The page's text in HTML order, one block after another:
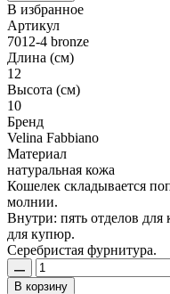
В избранное
Артикул
7012-4 bronze
Длина (см)
12
Высота (см)
10
Бренд
Velina Fabbiano
Материал
натуральная кожа
Кошелек складывается
молнии.
Внутри: пять отделов для
для купюр.
Серебристая фурнитура.
В корзину